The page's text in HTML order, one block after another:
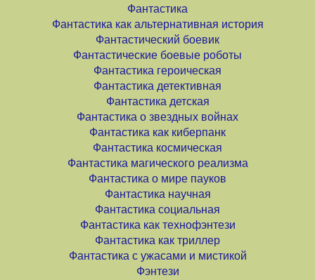
Фантастика
Фантастика как альтернативная история
Фантастический боевик
Фантастические боевые роботы
Фантастика героическая
Фантастика детективная
Фантастика детская
Фантастика о звездных войнах
Фантастика как киберпанк
Фантастика космическая
Фантастика магического реализма
Фантастика о мире пауков
Фантастика научная
Фантастика социальная
Фантастика как технофэнтези
Фантастика как триллер
Фантастика с ужасами и мистикой
Фэнтези